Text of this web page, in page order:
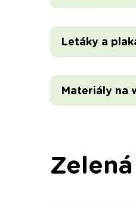
Letáky a
Materiály na